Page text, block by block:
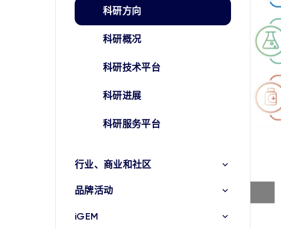
科研方向
科研概况
科研技术平台
科研进展
科研服务平台
行业、商业和社区
品牌活动
iGEM